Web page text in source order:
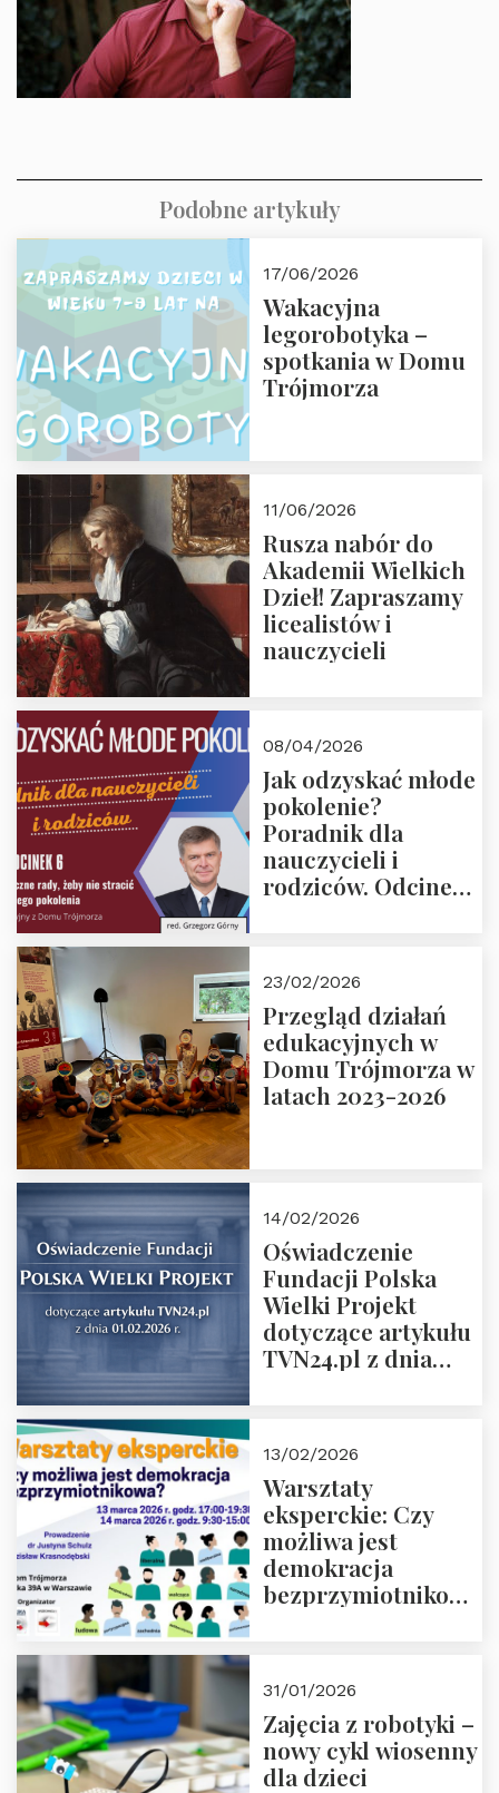
Podobne artykuły
17/06/2026
Wakacyjna
legorobotyka –
spotkania w Domu
Trójmorza
11/06/2026
Rusza nabór do
Akademii Wielkich
Dzieł! Zapraszamy
licealistów i
nauczycieli
08/04/2026
Jak odzyskać młode
pokolenie?
Poradnik dla
nauczycieli i
rodziców. Odcinek
Rozmawiają red.
Grzegorz Górny i
prof. Michał
Łuczewski
23/02/2026
Przegląd działań
edukacyjnych w
Domu Trójmorza w
latach 2023-2026
14/02/2026
Oświadczenie
Fundacji Polska
Wielki Projekt
dotyczące artykułu
TVN24.pl z dnia
13/02/2026
Warsztaty
eksperckie: Czy
możliwa jest
demokracja
bezprzymiotnikowa?
31/01/2026
Zajęcia z robotyki –
nowy cykl wiosenny
dla dzieci